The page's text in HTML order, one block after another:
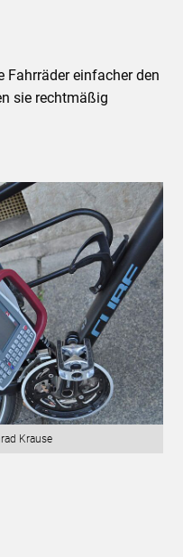
Fahrräder einfacher den
sie rechtmäßig
Krause